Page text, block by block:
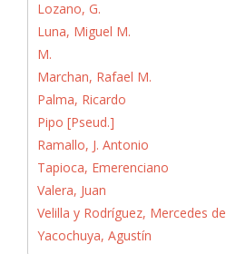
Lozano, G.
Luna, Miguel M.
M.
Marchan, Rafael M.
Palma, Ricardo
Pipo [Pseud.]
Ramallo, J. Antonio
Tapioca, Emerenciano
Valera, Juan
Velilla y Rodríguez, Mercedes de
Yacochuya, Agustín